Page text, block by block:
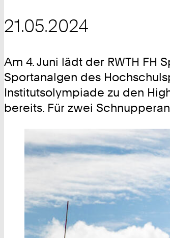
21.05.2024
Am 4. Juni lädt der RWTH
Sportanalgen des
Institutsolympiade zu den
bereits. Für zwei